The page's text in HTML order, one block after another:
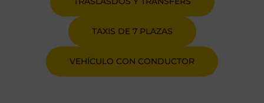
TAXIS DE 7 PLAZAS
VEHÍCULO CON CONDUCTOR